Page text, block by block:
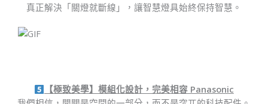
真正解決「關燈就斷線」，讓智慧燈具始終保持智慧。
【極致美學】模組化設計，完美相容 Panasonic